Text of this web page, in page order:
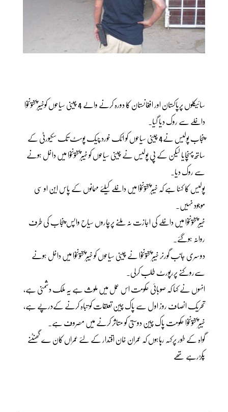
سائیکلوں پرپاکستان اور افغانستان کا دورہ کرنے والے 4 چینی سیاحوں کوخیبرپختونخوا
داخلے سے روک دیا گیا۔
پنجاب پولیس نے4 چینی سیاحوں کو اٹک خورد چیک پوسٹ تک سکیورٹی کے
ساتھ پہنچایا لیکن کے پی پولیس نے چینی سیاحوں کو خیبرپختونخوا میں داخل ہونے
سے روک دیا۔
پولیس کا کہنا ہے کہ خیبرپختونخوا میں داخلے کیلئے مہمانوں کے پاس این او سی
موجود نہیں۔
خیبرپختونخوا میں داخلے کی اجازت نہ ملنے پرچاروں سیاح واپس پنجاب کی طرف
روانہ ہوگئے۔
دوسری جانب گورنر خیبرپختونخوا نے چینی سیاحوں کو خیبرپختونخوا میں داخل ہونے
سےروکنے پررپورٹ طلب کرلی۔
انہوں نے کہا کہ صوبائی حکومت اس عمل میں ملوث ہے یہ ملک دشمنی ہے،
تحریک انصاف روز اول سے پاک چین تعلقات کو تباہ کرنے کےدرپے ہے،
خیبرپختونخوا حکومت پاک چین دوستی کو متاثر کرنے میں مصروف ہے۔
گواہ کے طور پرکہہ رہاہوں کہ عمران خان اقتدار کے لئے عمراں کان ے گھنٹنے
پکڑرہے تھے